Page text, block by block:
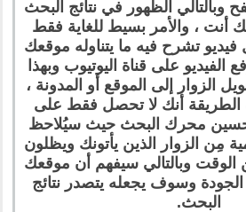
وبالتالي الظهور في نتائج البحث
أنت ، والأمر بسيط للغاية فقط
فيديو تشرح فيه ما يتناوله موقعك
الفيديو على قناة اليوتيوب وبهذا
إلى الموقع أو المدونة ،
أنك لا تحصل فقط على
تحسين محرك البحث حيث سيُلاحظ
مِن الزوار الذين يأتونك ويظلون
الوقت وبالتالي سيفهم أن موقعك
وسوف يجعله يتصدر نتائج
البحث.